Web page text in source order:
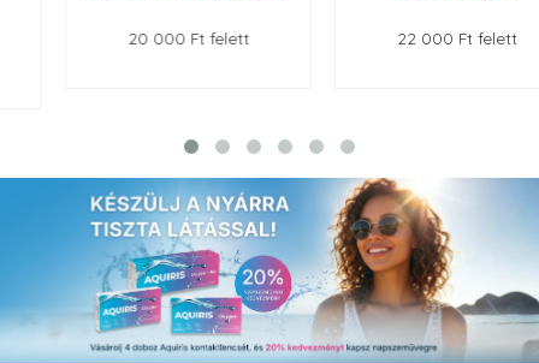
20 000 Ft felett 22 000 Ft felett